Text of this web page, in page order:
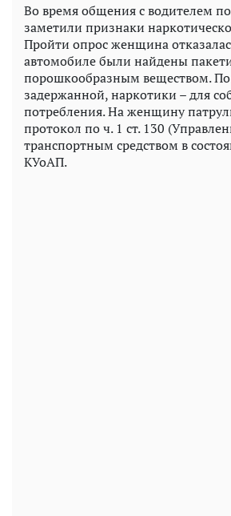
Во время общения с водителем
заметили признаки
Пройти опрос женщина
автомобиле были найдены
порошкообразным веществом.
задержанной, наркотики – для
потребления. На женщину
протокол по ч. 1 ст. 130
транспортным средством в
КУоАП.